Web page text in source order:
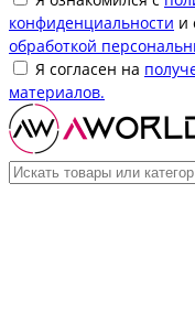
конфиденциальности и
обработкой
Я согласен на
материалов.